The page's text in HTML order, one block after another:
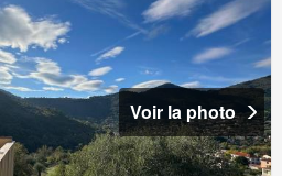
Voir la photo